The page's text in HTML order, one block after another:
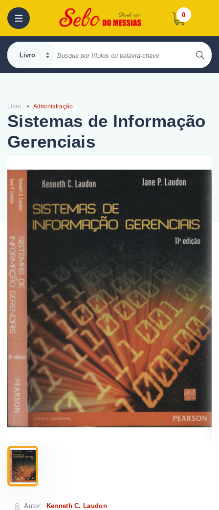
0
Livro Administração
Sistemas de Informação
Gerenciais
Autor: Kenneth C. Laudon